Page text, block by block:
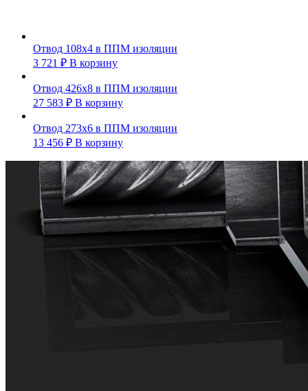
Отвод 108х4 в ППМ изоляции
3 721 ₽ В корзину
Отвод 426х8 в ППМ изоляции
27 583 ₽ В корзину
Отвод 273х6 в ППМ изоляции
13 456 ₽ В корзину